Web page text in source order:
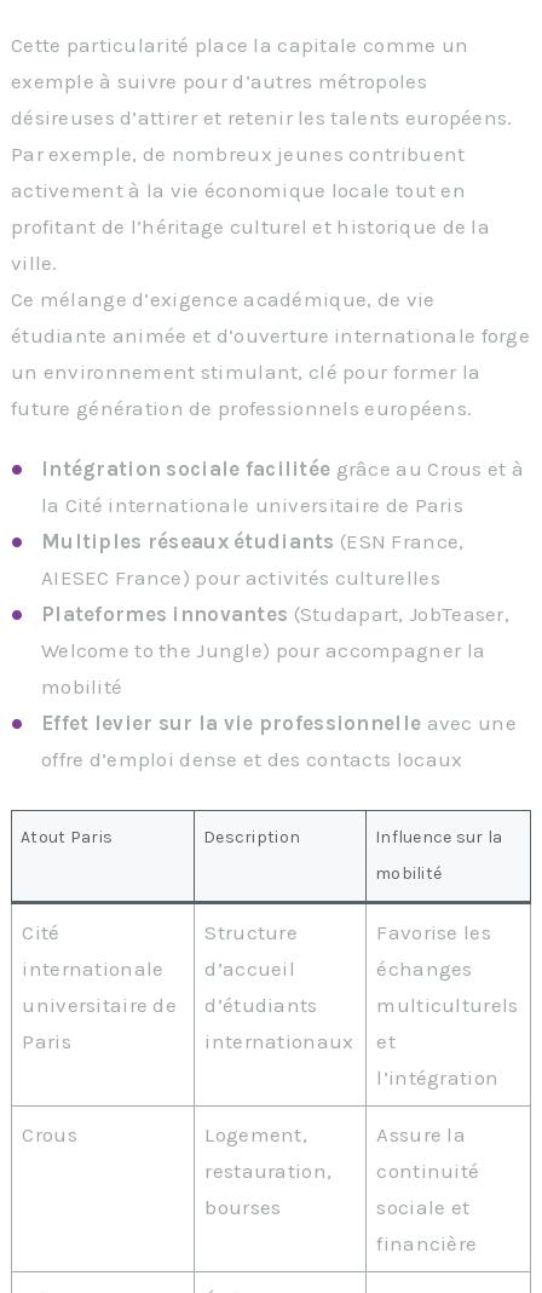
Cette particularité place la capitale comme un
exemple à suivre pour d’autres métropoles
désireuses d’attirer et retenir les talents européens.
Par exemple, de nombreux jeunes contribuent
activement à la vie économique locale tout en
profitant de l’héritage culturel et historique de la
ville.
Ce mélange d’exigence académique, de vie
étudiante animée et d’ouverture internationale forge
un environnement stimulant, clé pour former la
future génération de professionnels européens.
Intégration sociale facilitée grâce au Crous et à
la Cité internationale universitaire de Paris
Multiples réseaux étudiants (ESN France,
AIESEC France) pour activités culturelles
Plateformes innovantes (Studapart, JobTeaser,
Welcome to the Jungle) pour accompagner la
mobilité
Effet levier sur la vie professionnelle avec une
offre d’emploi dense et des contacts locaux
Atout Paris Description
Influence sur la
mobilité
Cité
internationale
universitaire de
Paris
Structure
d’accueil
d’étudiants
internationaux
Favorise les
échanges
multiculturels
et
l’intégration
Crous
Logement,
restauration,
bourses
Assure la
continuité
sociale et
financière